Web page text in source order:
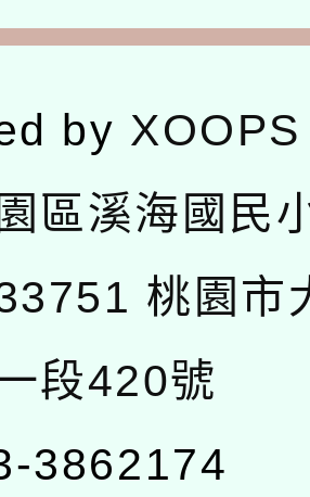
by XOOPS
區溪海國民
桃園市
段420號
3862174